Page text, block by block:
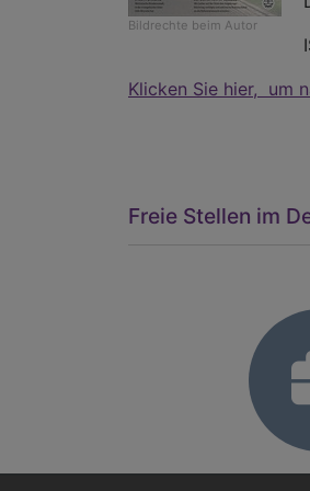
Bildrechte beim Autor
Klicken Sie hier, um
Freie Stellen im